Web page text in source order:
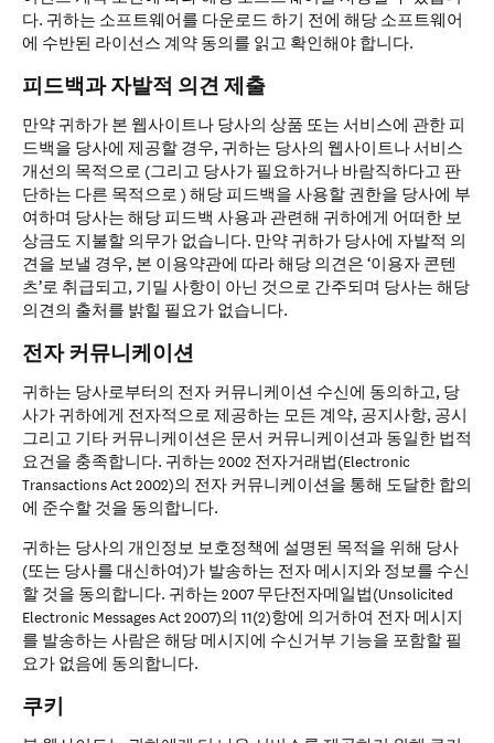
다. 귀하는 소프트웨어를 다운로드 하기 전에 해당 소프트웨어
에 수반된 라이선스 계약 동의를 읽고 확인해야 합니다.
피드백과 자발적 의견 제출
만약 귀하가 본 웹사이트나 당사의 상품 또는 서비스에 관한 피
드백을 당사에 제공할 경우, 귀하는 당사의 웹사이트나 서비스
개선의 목적으로 (그리고 당사가 필요하거나 바람직하다고 판
단하는 다른 목적으로 ) 해당 피드백을 사용할 권한을 당사에 부
여하며 당사는 해당 피드백 사용과 관련해 귀하에게 어떠한 보
상금도 지불할 의무가 없습니다. 만약 귀하가 당사에 자발적 의
견을 보낼 경우, 본 이용약관에 따라 해당 의견은 ‘이용자 콘텐
츠’로 취급되고, 기밀 사항이 아닌 것으로 간주되며 당사는 해당
의견의 출처를 밝힐 필요가 없습니다.
전자 커뮤니케이션
귀하는 당사로부터의 전자 커뮤니케이션 수신에 동의하고, 당
사가 귀하에게 전자적으로 제공하는 모든 계약, 공지사항, 공시
그리고 기타 커뮤니케이션은 문서 커뮤니케이션과 동일한 법적
요건을 충족합니다. 귀하는 2002 전자거래법(Electronic
Transactions Act 2002)의 전자 커뮤니케이션을 통해 도달한 합의
에 준수할 것을 동의합니다.
귀하는 당사의 개인정보 보호정책에 설명된 목적을 위해 당사
(또는 당사를 대신하여)가 발송하는 전자 메시지와 정보를 수신
할 것을 동의합니다. 귀하는 2007 무단전자메일법(Unsolicited
Electronic Messages Act 2007)의 11(2)항에 의거하여 전자 메시지
를 발송하는 사람은 해당 메시지에 수신거부 기능을 포함할 필
요가 없음에 동의합니다.
쿠키